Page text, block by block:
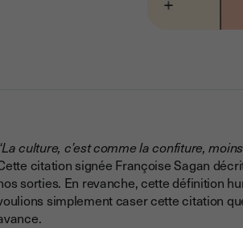
culture, c’est comme la confiture,
citation signée Françoise Sagan
sorties. En revanche, cette définition
simplement caser cette citation